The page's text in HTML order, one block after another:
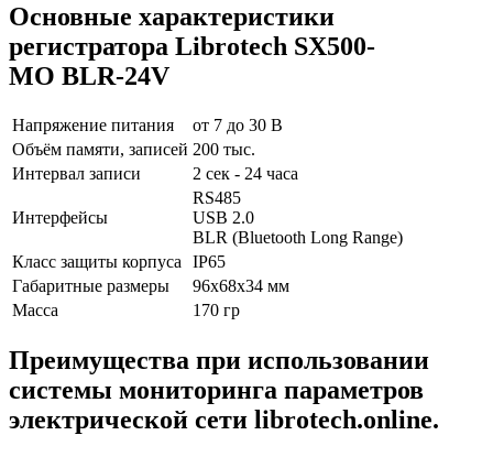
Основные характеристики
регистратора Librotech SX500-
MO BLR-24V
Напряжение питания
от 7 до 30 В
Объём памяти, записей 200 тыс.
Интервал записи
2 сек - 24 часа
Интерфейсы
RS485
USB 2.0
BLR (Bluetooth Long Range)
Класс защиты корпуса IP65
Габаритные размеры
96x68x34 мм
Масса
170 гр
Преимущества при использовании
системы мониторинга параметров
электрической сети librotech.online.